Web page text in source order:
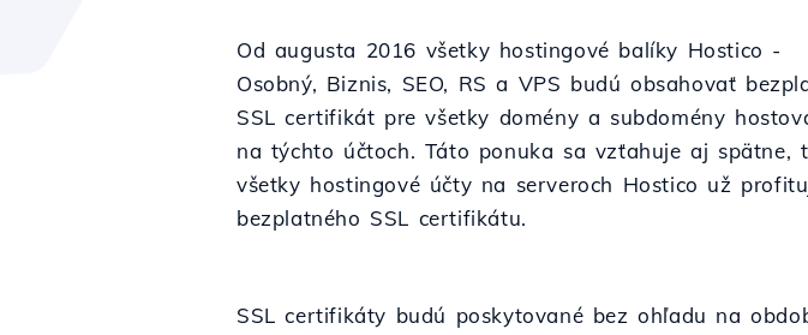
Od augusta 2016 všetky hostingové balíky Hostico -
Osobný, Biznis, SEO, RS a VPS budú obsahovať
SSL certifikát pre všetky domény a subdomény
na týchto účtoch. Táto ponuka sa vzťahuje aj spätne,
všetky hostingové účty na serveroch Hostico už
bezplatného SSL certifikátu.
SSL certifikáty budú poskytované bez ohľadu na